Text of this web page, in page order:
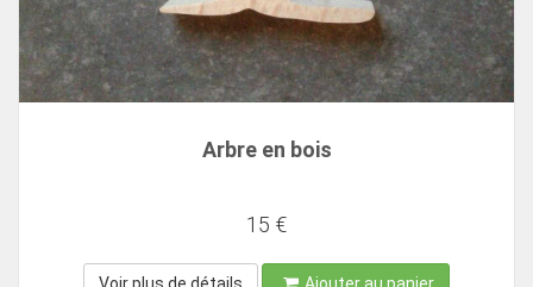
Arbre en bois
15 €
Voir plus de détails Ajouter au panier